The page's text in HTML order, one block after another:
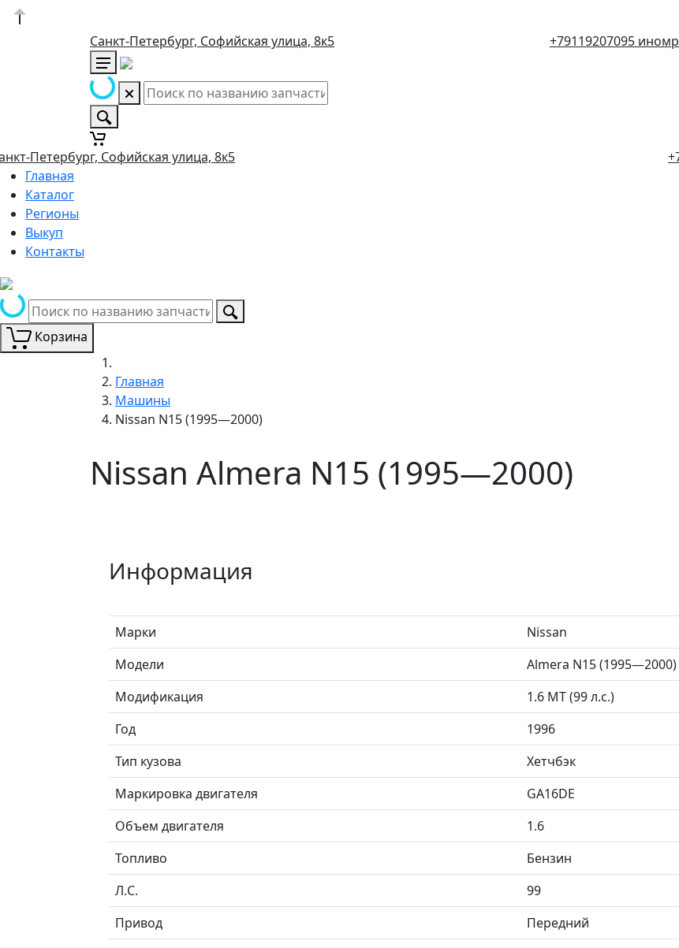
Санкт-Петербург, Софийская улица, 8к5 +79119207095
Петербург, Софийская улица, 8к5
Главная
Каталог
Регионы
Выкуп
Контакты
Корзина
Главная
Машины
Nissan N15 (1995—2000)
Nissan Almera N15 (1995—2000)
Информация
Марки
Nissan
Модели
Almera N15 (1995—2000)
Модификация
1.6 MT (99 л.с.)
Год
1996
Тип кузова
Хетчбэк
Маркировка двигателя
GA16DE
Объем двигателя
1.6
Топливо
Бензин
Л.C.
99
Привод
Передний